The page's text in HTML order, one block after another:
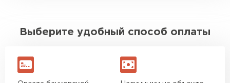
Выберите удобный способ оплаты